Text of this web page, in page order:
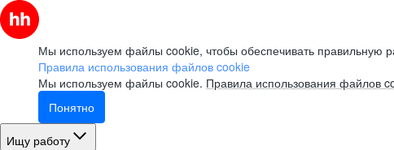
Мы используем файлы cookie, чтобы обеспечивать правильную
Правила использования файлов cookie
Мы используем файлы cookie. Правила использования файлов
Понятно
Ищу работу